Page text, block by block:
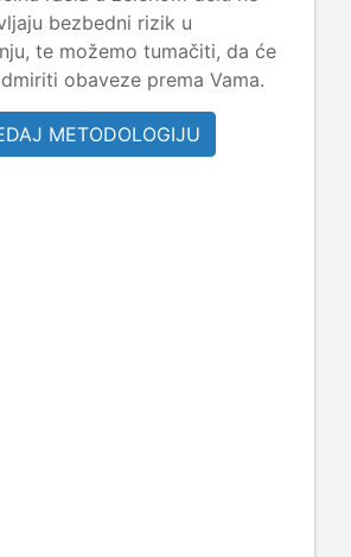
bezbedni rizik u
te možemo tumačiti, da će
obaveze prema Vama.
METODOLOGIJU